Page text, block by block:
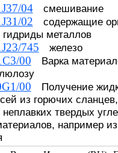
04смешивание
02 содержащие
гидриды металлов
745 железо
00 Варка
00 Получение
из горючих
неплавких твердых
например